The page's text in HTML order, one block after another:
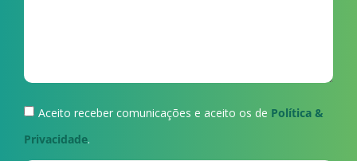
Aceito receber comunicações e aceito os de Política &
Privacidade.